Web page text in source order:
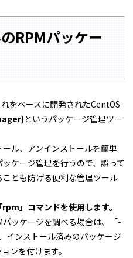
RPMパッケー
をベースに開発されたCentOS
というパッケージ管理ツー
ル、アンインストールを簡単
ケージ管理を行うので、誤って
とも防げる便利な管理ツール
」コマンドを使用します。
ッケージを調べる場合は、「-
インストール済みのパッケージ
ンを付けます。